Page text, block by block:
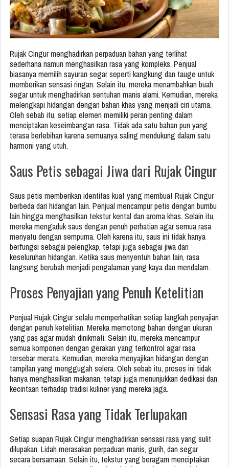
Rujak Cingur menghadirkan perpaduan bahan yang terlihat
sederhana namun menghasilkan rasa yang kompleks. Penjual
biasanya memilih sayuran segar seperti kangkung dan tauge untuk
memberikan sensasi ringan. Selain itu, mereka menambahkan buah
segar untuk menghadirkan sentuhan manis alami. Kemudian, mereka
melengkapi hidangan dengan bahan khas yang menjadi ciri utama.
Oleh sebab itu, setiap elemen memiliki peran penting dalam
menciptakan keseimbangan rasa. Tidak ada satu bahan pun yang
terasa berlebihan karena semuanya saling mendukung dalam satu
harmoni yang utuh.
Saus Petis sebagai Jiwa dari Rujak Cingur
Saus petis memberikan identitas kuat yang membuat Rujak Cingur
berbeda dari hidangan lain. Penjual mencampur petis dengan bumbu
lain hingga menghasilkan tekstur kental dan aroma khas. Selain itu,
mereka mengaduk saus dengan penuh perhatian agar semua rasa
menyatu dengan sempurna. Oleh karena itu, saus ini tidak hanya
berfungsi sebagai pelengkap, tetapi juga sebagai jiwa dari
keseluruhan hidangan. Ketika saus menyentuh bahan lain, rasa
langsung berubah menjadi pengalaman yang kaya dan mendalam.
Proses Penyajian yang Penuh Ketelitian
Penjual Rujak Cingur selalu memperhatikan setiap langkah penyajian
dengan penuh ketelitian. Mereka memotong bahan dengan ukuran
yang pas agar mudah dinikmati. Selain itu, mereka mencampur
semua komponen dengan gerakan yang terkontrol agar rasa
tersebar merata. Kemudian, mereka menyajikan hidangan dengan
tampilan yang menggugah selera. Oleh sebab itu, proses ini tidak
hanya menghasilkan makanan, tetapi juga menunjukkan dedikasi dan
kecintaan terhadap tradisi kuliner yang mereka jaga.
Sensasi Rasa yang Tidak Terlupakan
Setiap suapan Rujak Cingur menghadirkan sensasi rasa yang sulit
dilupakan. Lidah merasakan perpaduan manis, gurih, dan segar
secara bersamaan. Selain itu, tekstur yang beragam menciptakan